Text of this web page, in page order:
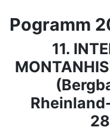
Pogramm
11.